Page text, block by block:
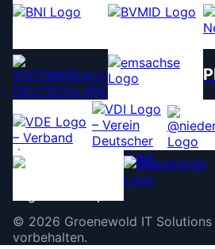
© 2026 Groenewold IT Solutions
vorbehalten.